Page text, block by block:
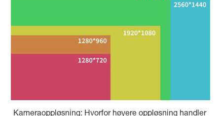
Kameraoppløsning: Hvorfor høyere oppløsning handler